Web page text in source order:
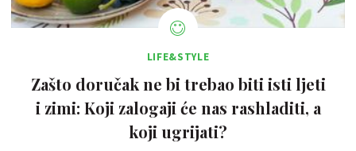
LIFE&STYLE
Zašto doručak ne bi trebao biti isti ljeti
i zimi: Koji zalogaji će nas rashladiti, a
koji ugrijati?